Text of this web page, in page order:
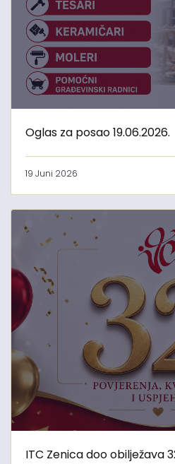
Oglas za posao 19.06.2026.
19 Juni 2026
ITC Zenica doo obilježava